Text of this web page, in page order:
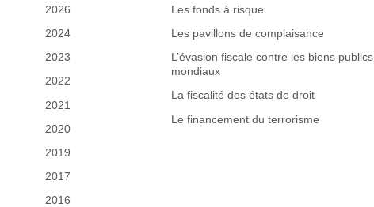
2026
2024
2023
2022
2021
2020
2019
2017
2016
Les fonds à risque
Les pavillons de complaisance
L’évasion fiscale contre les biens publics
mondiaux
La fiscalité des états de droit
Le financement du terrorisme